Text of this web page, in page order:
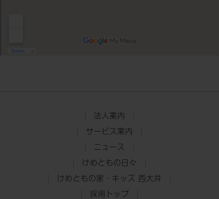
法人案内
サービス案内
ニュース
けめともの日々
けめともの家・キッズ 西大井
採用トップ